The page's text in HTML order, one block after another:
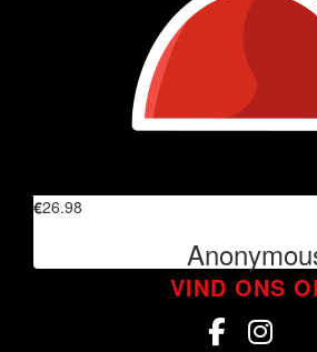
Je bent al zo hard bezig geweest dat
gegaan! Nog steeds trots
An Jansen
€26.98
VIND ONS